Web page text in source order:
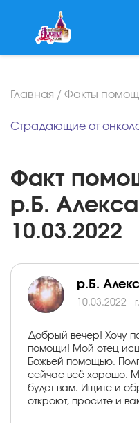
Главная / Факты
Страдающие от
Факт
р.Б.
10.03.2022
р.Б.
10.03.2022
Добрый вечер! Хочу
помощи! Мой отец
Божьей помощью.
сейчас всё хорошо.
будет вам. Ищите и
откроют, просите и